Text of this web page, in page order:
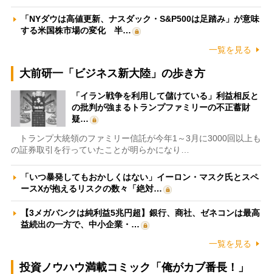
「NYダウは高値更新、ナスダック・S&P500は足踏み」が意味
する米国株市場の変化 半…
一覧を見る
大前研一「ビジネス新大陸」の歩き方
「イラン戦争を利用して儲けている」利益相反と
の批判が強まるトランプファミリーの不正蓄財
疑…
トランプ大統領のファミリー信託が今年1～3月に3000回以上も
の証券取引を行っていたことが明らかになり…
「いつ暴発してもおかしくはない」イーロン・マスク氏とスペ
ースXが抱えるリスクの数々「絶対…
【3メガバンクは純利益5兆円超】銀行、商社、ゼネコンは最高
益続出の一方で、中小企業・…
一覧を見る
投資ノウハウ満載コミック「俺がカブ番長！」